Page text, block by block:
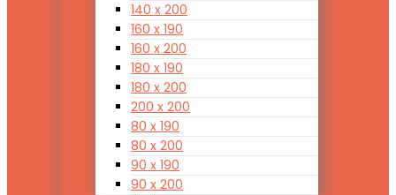
140 x 200
160 x 190
160 x 200
180 x 190
180 x 200
200 x 200
80 x 190
80 x 200
90 x 190
90 x 200